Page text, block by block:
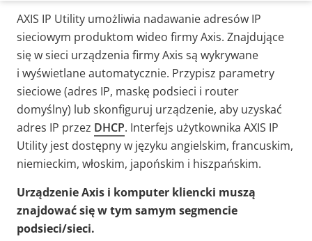
AXIS IP Utility umożliwia nadawanie adresów IP
sieciowym produktom wideo firmy Axis. Znajdujące
się w sieci urządzenia firmy Axis są wykrywane
i wyświetlane automatycznie. Przypisz parametry
sieciowe (adres IP, maskę podsieci i router
domyślny) lub skonfiguruj urządzenie, aby uzyskać
adres IP przez DHCP. Interfejs użytkownika AXIS IP
Utility jest dostępny w języku angielskim, francuskim,
niemieckim, włoskim, japońskim i hiszpańskim.
Urządzenie Axis i komputer kliencki muszą
znajdować się w tym samym segmencie
podsieci/sieci.